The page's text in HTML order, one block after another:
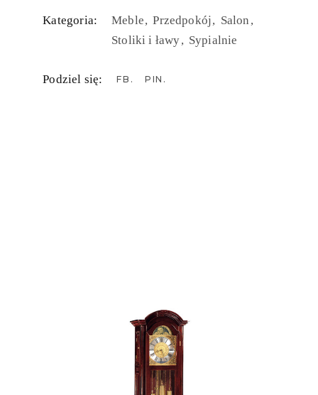
Kategoria: Meble Przedpokój Salon
Stoliki i ławy Sypialnie
Podziel się: FB PIN